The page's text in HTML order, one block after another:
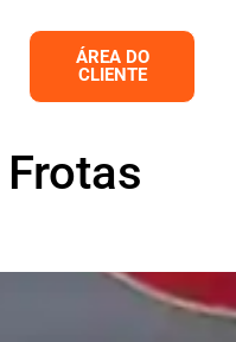
ÁREA DO
CLIENTE